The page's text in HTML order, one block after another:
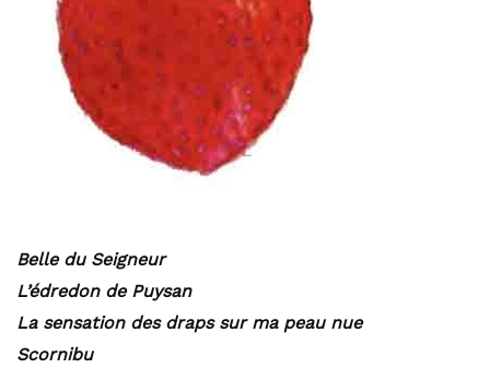
Belle du Seigneur
L’édredon de Puysan
La sensation des draps sur ma peau nue
Scornibu